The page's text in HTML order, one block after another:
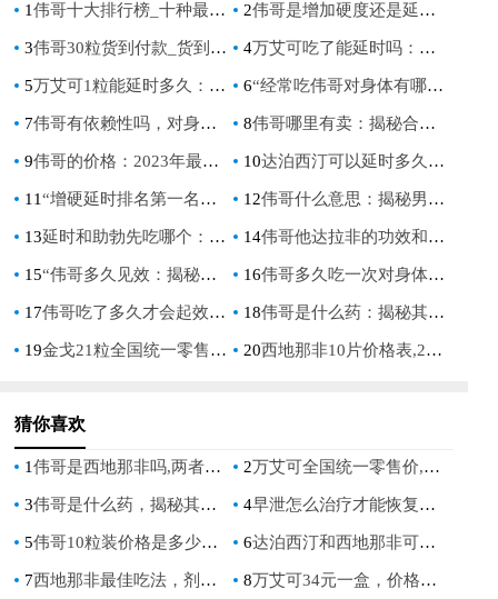
1伟哥十大排行榜_十种最受欢迎的伟哥产品 2伟哥是增加硬度还是延长时间_伟哥究竟是增加勃起硬度还是延长时间
3伟哥30粒货到付款_货到付款伟哥30粒，快速恢复男人健康 4万艾可吃了能延时吗：揭秘其对性功能的影响
5万艾可1粒能延时多久：揭秘其效果与正确使用方法 6“经常吃伟哥对身体有哪些危害？深入了解其潜在影响”
7伟哥有依赖性吗，对身体有害吗？深入解析伟哥的副作用与依赖性问题 8伟哥哪里有卖：揭秘合法购买渠道与注意事项
9伟哥的价格：2023年最新市场分析与购买指南 10达泊西汀可以延时多久：深入解析其效果与使用指南
11“增硬延时排名第一名：揭秘男性健康市场的冠军产品” 12伟哥什么意思：揭秘男性健康领域的热门话题
13延时和助勃先吃哪个：男性健康的正确选择指南 14伟哥他达拉非的功效和作用：男性健康新选择
15“伟哥多久见效：揭秘西地那非的起效时间与效果” 16伟哥多久吃一次对身体没有伤害：安全使用指南
17伟哥吃了多久才会起效：揭秘西地那非的快速作用时间 18伟哥是什么药：揭秘其作用与使用指南
19金戈21粒全国统一零售价,了解金戈21粒全国统一零售价,金戈21粒全国统一零售价是多少 20西地那非10片价格表,2023年最新价格对比与购买指南
猜你喜欢
1伟哥是西地那非吗,两者有什么区别和副作用 2万艾可全国统一零售价,30粒伟哥价格表全面解析
3伟哥是什么药，揭秘其功效与使用注意事项 4早泄怎么治疗才能恢复正常，有效方法大揭秘
5伟哥10粒装价格是多少，市场行情与购买指南 6达泊西汀和西地那非可以同时吃吗,专业解析联合用药的利弊,剂量与安全须知
7西地那非最佳吃法，剂量、时间与饮食的黄金法则 8万艾可34元一盒，价格合理吗？